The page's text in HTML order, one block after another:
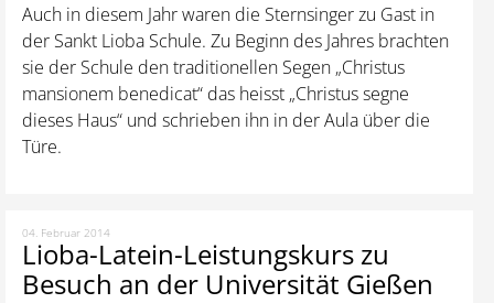
Auch in diesem Jahr waren die Sternsinger zu Gast in
der Sankt Lioba Schule. Zu Beginn des Jahres brachten
sie der Schule den traditionellen Segen „Christus
mansionem benedicat“ das heisst „Christus segne
dieses Haus“ und schrieben ihn in der Aula über die
Türe.
04. Februar 2014
Lioba-Latein-Leistungskurs zu
Besuch an der Universität Gießen